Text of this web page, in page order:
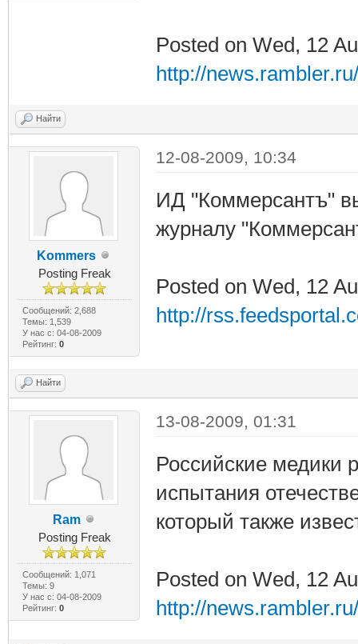
Posted on Wed, 12
http://
Найти
Kommers
Posting Freak
Сообщений: 2,688
Темы: 1,539
У нас с: 04-08-2009
Рейтинг: 0
12-08-2009, 10:34
ИД "Коммерсантъ"
журналу
Posted on Wed, 12
http://
Найти
Ram
Posting Freak
Сообщений: 1,071
Темы: 9
У нас с: 04-08-2009
Рейтинг: 0
13-08-2009, 01:31
Российские медики
испытания
который также
Posted on Wed, 12
http://